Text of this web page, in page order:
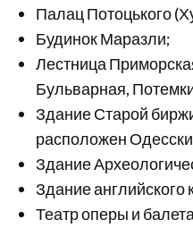
Палац Потоцького
Будинок Маразли;
Лестница
Бульварная,
Здание Старой
расположен
Здание
Здание английского
Театр оперы и